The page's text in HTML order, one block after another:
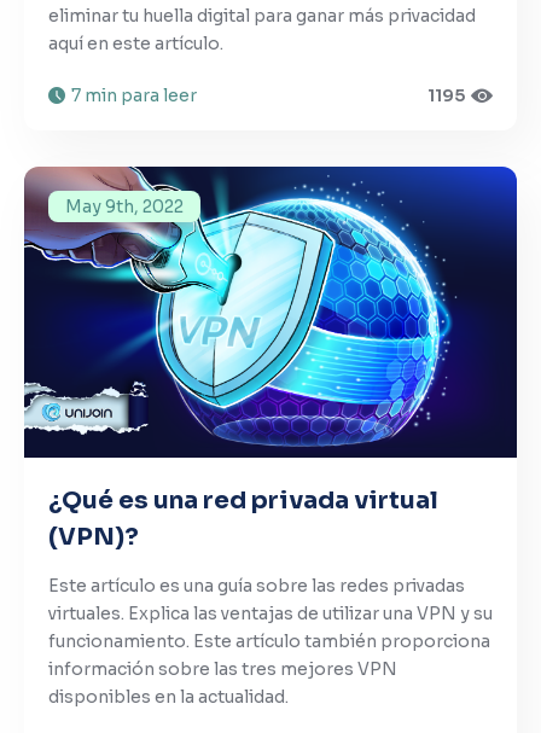
eliminar tu huella digital para ganar más privacidad
aquí en este artículo.
7 min para leer 1195
May 9th, 2022
¿Qué es una red privada virtual
(VPN)?
Este artículo es una guía sobre las redes privadas
virtuales. Explica las ventajas de utilizar una VPN y su
funcionamiento. Este artículo también proporciona
información sobre las tres mejores VPN
disponibles en la actualidad.